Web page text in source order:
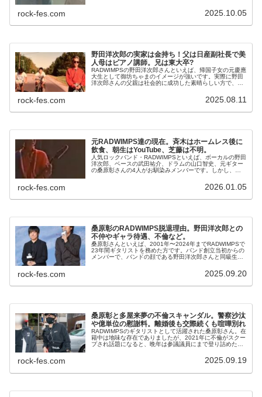
rock-fes.com 2025.10.05
野田洋次郎の実家は金持ち！父は日産副社長で美
人母はピアノ講師。兄は東大卒?
RADWIMPSの野田洋次郎さんといえば、帰国子女の元慶應
大生として御坊ちゃまのイメージが強いです。実際に野田
洋次郎さんの父親は社会的に成功した素晴らしい方で、母
rock-fes.com 2025.08.11
元RADWIMPS達の現在。斉木はホームレス後に
飲食、朝生はYouTube、芝藤は不明。
人気ロックバンド・RADWIMPSといえば、ボーカルの野田
洋次郎、ベースの武田祐介、ドラムの山口智史、元ギター
の桑原彰さんの4人がお馴染みメンバーです。しかし、実
rock-fes.com 2026.01.05
桑原彰のRADWIMPS脱退理由。野田洋次郎との
不仲やギャラ待遇、不倫など。
桑原彰さんといえば、2001年〜2024年までRADWIMPSで
23年間ギタリストを務めた方です。バンド創立当初からの
メンバーで、バンドの顔である野田洋次郎さんと同級生で
rock-fes.com 2025.09.20
桑原彰と多屋来夢の不倫スキャンダル。警察沙汰
や億単位の慰謝料。離婚後も交際続くも喧嘩別れ
RADWIMPSのギタリストとして活躍された桑原彰さん。在
籍中は地味な存在でありましたが、2021年に不倫がスクー
プされ話題になると、晩年は参議議員にまで登り詰めた暴
rock-fes.com 2025.09.19